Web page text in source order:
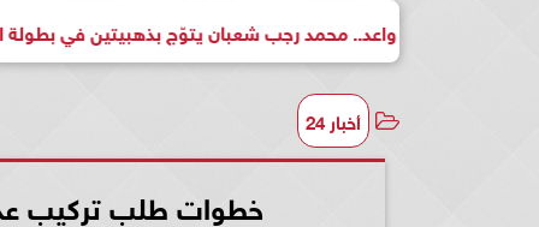
واعد.. محمد رجب شعبان يتوّج بذهبيتين في بطولة الجمهورية
أخبار 24
خطوات طلب تركيب